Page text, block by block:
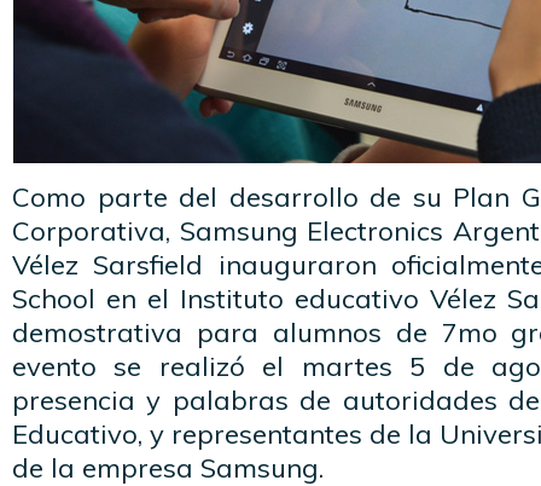
Como parte del desarrollo de su Plan
Corporativa, Samsung Electronics
Vélez Sarsfield inauguraron
School en el Instituto educativo Vélez
demostrativa para alumnos de 7mo
evento se realizó el martes 5 de
presencia y palabras de autoridades
Educativo, y representantes de la
de la empresa Samsung.